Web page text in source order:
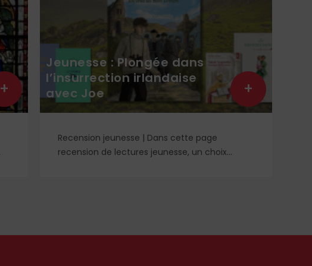
+
Jeunesse : Plongée dans
l’insurrection irlandaise
avec Joe
Recension jeunesse | Dans cette page
recension de lectures jeunesse, un choix
+